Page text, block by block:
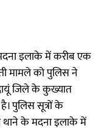
इलाके में करीब एक
मामले को पुलिस ने
जिले के कुख्यात
पुलिस सूत्रों के
थाने के मदना इलाके में